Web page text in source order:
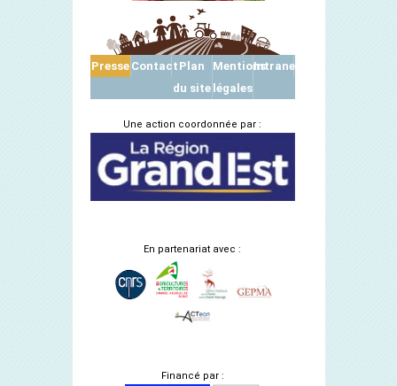
Presse Contact Plan
du site
Mentions
légales
Intranet
Une action coordonnée par :
En partenariat avec :
Financé par :